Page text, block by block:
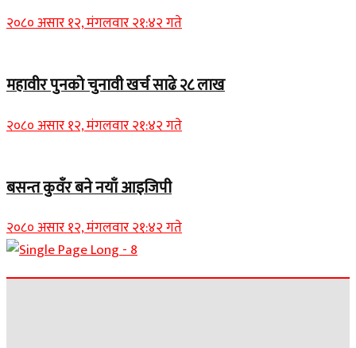
२०८० असार १२, मंगलवार २१:४२ गते
महावीर पुनको चुनावी खर्च साढे २८ लाख
२०८० असार १२, मंगलवार २१:४२ गते
बसन्त कुवँर बने नयाँ आइजिपी
२०८० असार १२, मंगलवार २१:४२ गते